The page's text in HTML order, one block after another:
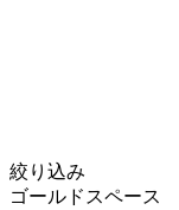
絞り込み
ゴールドスペース